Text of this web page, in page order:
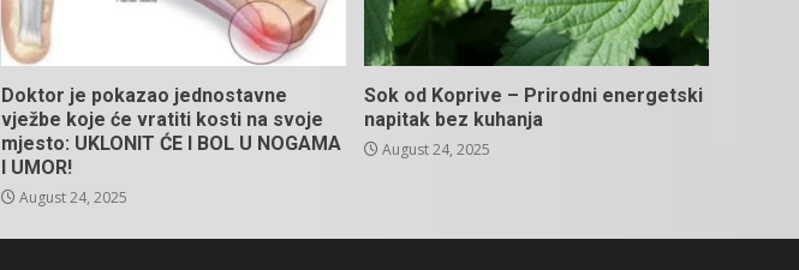
Doktor je pokazao jednostavne
vježbe koje će vratiti kosti na svoje
mjesto: UKLONIT ĆE I BOL U NOGAMA
I UMOR!
August 24, 2025
Sok od Koprive – Prirodni energetski
napitak bez kuhanja
August 24, 2025